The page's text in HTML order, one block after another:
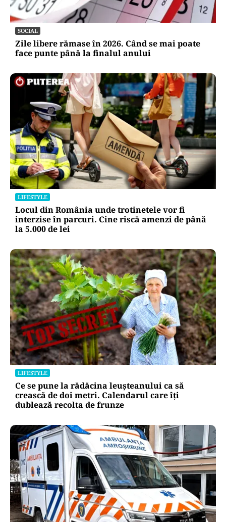
SOCIAL
Zile libere rămase în 2026. Când se mai poate
face punte până la finalul anului
LIFESTYLE
Locul din România unde trotinetele vor fi
interzise în parcuri. Cine riscă amenzi de până
la 5.000 de lei
LIFESTYLE
Ce se pune la rădăcina leușteanului ca să
crească de doi metri. Calendarul care îți
dublează recolta de frunze